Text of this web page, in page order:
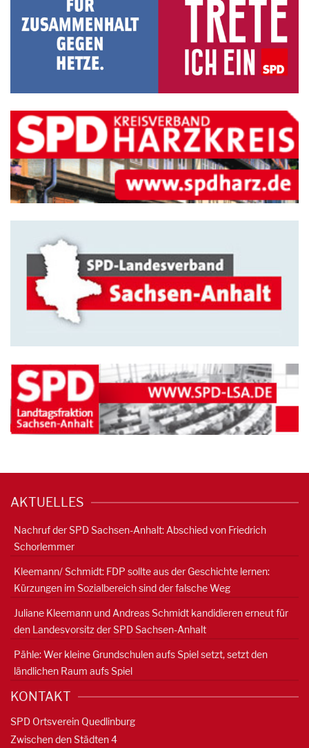
AKTUELLES
Nachruf der SPD Sachsen-Anhalt: Abschied von Friedrich
Schorlemmer
Kleemann/ Schmidt: FDP sollte aus der Geschichte lernen:
Kürzungen im Sozialbereich sind der falsche Weg
Juliane Kleemann und Andreas Schmidt kandidieren erneut für
den Landesvorsitz der SPD Sachsen-Anhalt
Pähle: Wer kleine Grundschulen aufs Spiel setzt, setzt den
ländlichen Raum aufs Spiel
KONTAKT
SPD Ortsverein Quedlinburg
Zwischen den Städten 4